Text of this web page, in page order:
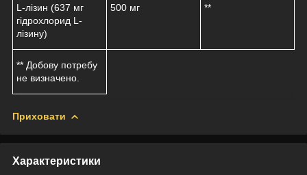
L-лізин (637 мг
гідрохлорид L-
лізину)
500 мг **
** Добову потребу
не визначено.
Приховати
Характеристики